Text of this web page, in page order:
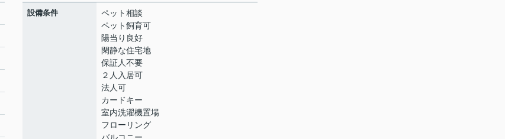
設備条件
ペット相談
ペット飼育可
陽当り良好
閑静な住宅地
保証人不要
２人入居可
法人可
カードキー
室内洗濯機置場
フローリング